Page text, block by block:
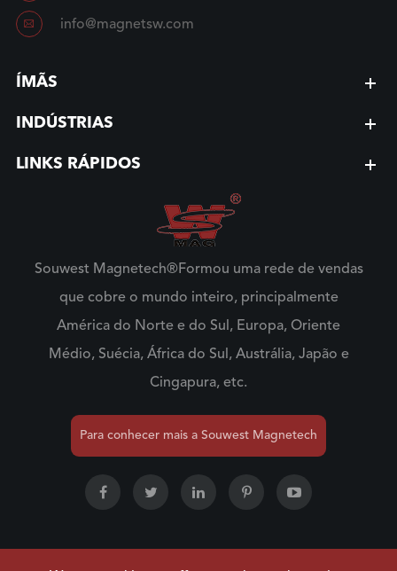
 info@magnetsw.com
ÍMÃS
INDÚSTRIAS
LINKS RÁPIDOS
Souwest Magnetech®Formou uma rede de vendas
que cobre o mundo inteiro, principalmente
América do Norte e do Sul, Europa, Oriente
Médio, Suécia, África do Sul, Austrália, Japão e
Cingapura, etc.
Para conhecer mais a Souwest Magnetech